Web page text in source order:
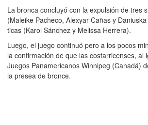
La bronca concluyó con la expulsión de tres
(Maleike Pacheco, Alexyar Cañas y
ticas (Karol Sánchez y Melissa Herrera).
Luego, el juego continuó pero a los pocos
la confirmación de que las costarricenses, al
Juegos Panamericanos Winnipeg (Canadá)
la presea de bronce.